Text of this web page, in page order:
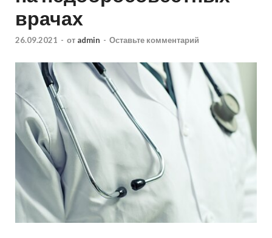
врачах
26.09.2021 - от admin - Оставьте комментарий